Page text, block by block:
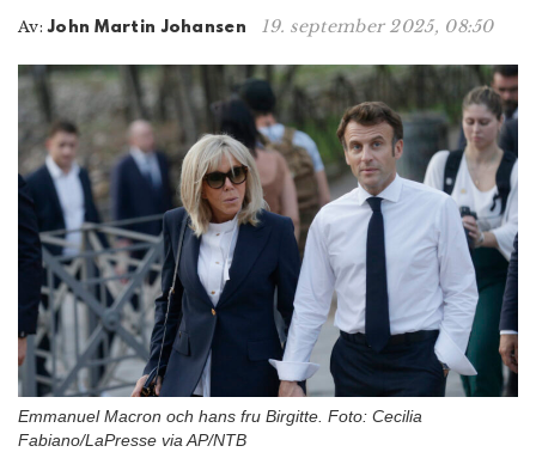
Av: John Martin Johansen 19. september 2025, 08:50
Emmanuel Macron och hans fru Birgitte. Foto: Cecilia
Fabiano/LaPresse via AP/NTB